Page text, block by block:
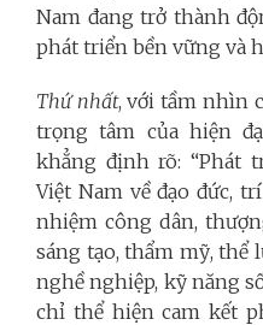
Nam đang trở thành
phát triển bền vững và
Thứ nhất, với tầm nhìn
trọng tâm của hiện
khẳng định rõ: “Phát
Việt Nam về đạo đức,
nhiệm công dân,
sáng tạo, thẩm mỹ, thể
nghề nghiệp, kỹ năng
chỉ thể hiện cam kết